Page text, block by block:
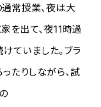
常授業、夜は大
を出て、夜11時過
ていました。ブラ
たりしながら、試